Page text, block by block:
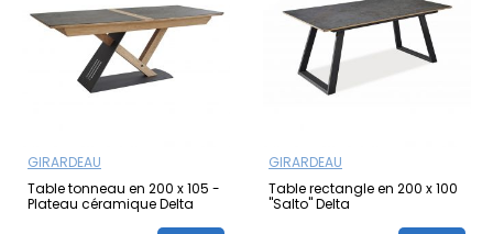
GIRARDEAU
Table tonneau en 200 x 105 -
Plateau céramique Delta
GIRARDEAU
Table rectangle en 200 x 100
"Salto" Delta